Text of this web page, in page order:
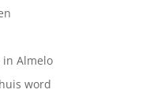
Almelo
word